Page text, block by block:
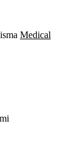
Medical